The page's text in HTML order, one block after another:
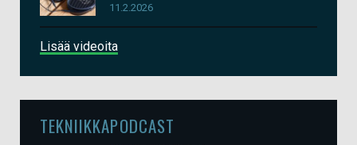
11.2.2026
Lisää videoita
TEKNIIKKAPODCAST